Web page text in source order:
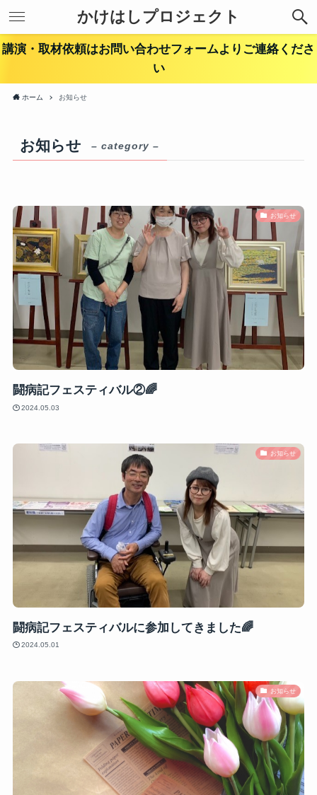
かけはしプロジェクト
講演・取材依頼はお問い合わせフォームよりご連絡くださ
い
ホーム お知らせ
お知らせ – category –
お知らせ
闘病記フェスティバル②🌈
2024.05.03
お知らせ
闘病記フェスティバルに参加してきました🌈
2024.05.01
お知らせ